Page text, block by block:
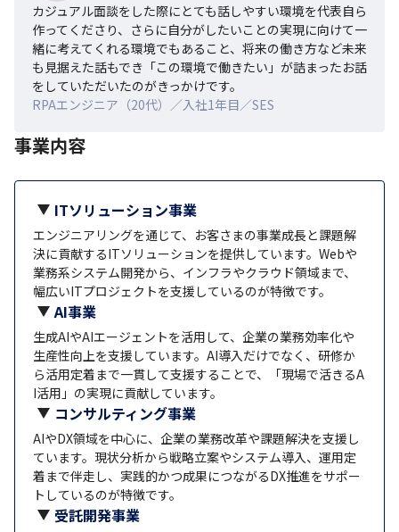
カジュアル面談をした際にとても話しやすい環境を代表自ら
作ってくださり、さらに自分がしたいことの実現に向けて一
緒に考えてくれる環境でもあること、将来の働き方など未来
も見据えた話もでき「この環境で働きたい」が詰まったお話
をしていただいたのがきっかけです。
RPAエンジニア（20代）／入社1年目／SES
事業内容
ITソリューション事業
エンジニアリングを通じて、お客さまの事業成長と課題解
決に貢献するITソリューションを提供しています。Webや
業務系システム開発から、インフラやクラウド領域まで、
幅広いITプロジェクトを支援しているのが特徴です。
AI事業
生成AIやAIエージェントを活用して、企業の業務効率化や
生産性向上を支援しています。AI導入だけでなく、研修か
ら活用定着まで一貫して支援することで、「現場で活きるA
I活用」の実現に貢献しています。
コンサルティング事業
AIやDX領域を中心に、企業の業務改革や課題解決を支援し
ています。現状分析から戦略立案やシステム導入、運用定
着まで伴走し、実践的かつ成果につながるDX推進をサポー
トしているのが特徴です。
受託開発事業